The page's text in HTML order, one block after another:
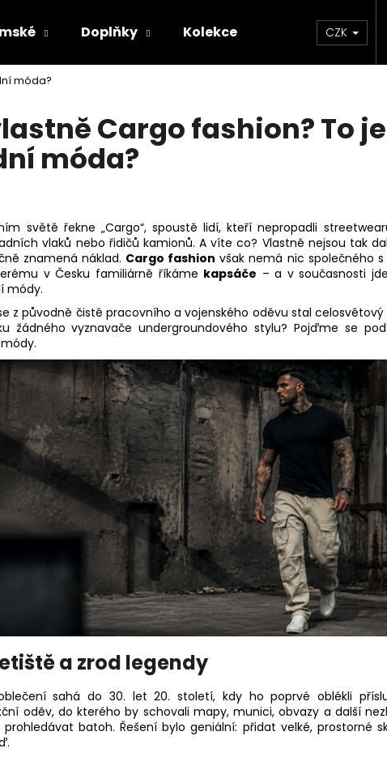
Doplňky Kolekce Kontakt
CZK
móda?
Cargo fashion? To
móda?
světě řekne „Cargo“, spoustě lidí, kteří nepropadli
vlaků nebo řidičů kamionů. A víte co? Vlastně nejsou tak
znamená náklad. Cargo fashion však nemá nic společného
v Česku familiárně říkáme kapsáče – a v současnosti
módy.
z původně čistě pracovního a vojenského oděvu stal
žádného vyznavače undergroundového stylu? Pojďme se
a zrod legendy
sahá do 30. let 20. století, kdy ho poprvé oblékli
oděv, do kterého by schovali mapy, munici, obvazy a další
batoh. Řešení bylo geniální: přidat velké, prostorné
najít?
HLEDAT
KŠILTOVKA
4071C, WOODLAND
PREMIUM BL-204 - BROKEN LEGEND
848 Kč